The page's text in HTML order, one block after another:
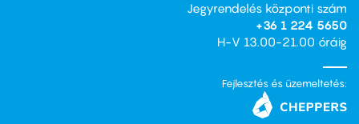
Jegyrendelés központi szám
+36 1 224 5650
H-V 13.00-21.00 óráig
Fejlesztés és üzemeltetés: